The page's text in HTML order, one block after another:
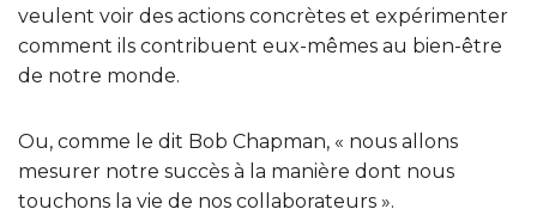
veulent voir des actions concrètes et expérimenter
comment ils contribuent eux-mêmes au bien-être
de notre monde.
Ou, comme le dit Bob Chapman, « nous allons
mesurer notre succès à la manière dont nous
touchons la vie de nos collaborateurs ».